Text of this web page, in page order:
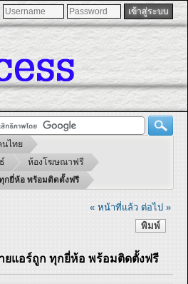
นไทย
ห้องโฆษณาฟรี
กยี่ห้อ พร้อมติดตั้งฟรี
« หน้าที่แล้ว ต่อไป »
พิมพ์
ยแอร์ถูก ทุกยี่ห้อ พร้อมติดตั้งฟรี